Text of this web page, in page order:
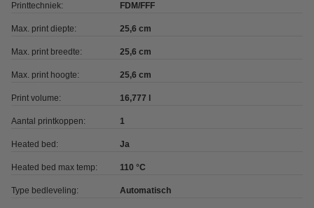
Printtechniek: FDM/FFF
Max. print diepte: 25,6 cm
Max. print breedte: 25,6 cm
Max. print hoogte: 25,6 cm
Print volume: 16,777 l
Aantal printkoppen: 1
Heated bed: Ja
Heated bed max temp: 110 °C
Type bedleveling: Automatisch